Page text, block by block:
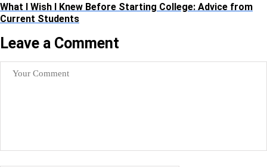
What I Wish I Knew Before Starting College: Advice from
Current Students
Leave a Comment